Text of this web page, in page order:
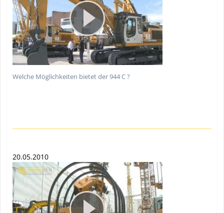
Welche Möglichkeiten bietet der 944 C ?
20.05.2010